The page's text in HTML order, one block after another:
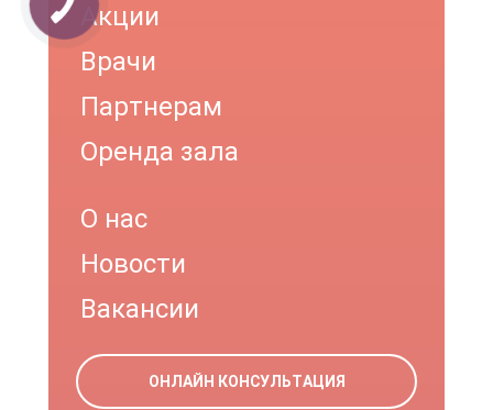
Акции
Врачи
Партнерам
Оренда зала
О нас
Новости
Вакансии
ОНЛАЙН КОНСУЛЬТАЦИЯ